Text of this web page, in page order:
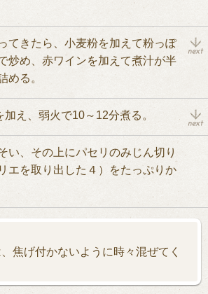
てきたら、小麦粉を加えて粉っぽ
炒め、赤ワインを加えて煮汁が半
める。
加え、弱火で10～12分煮る。
い、その上にパセリのみじん切り
エを取り出した４）をたっぷりか
焦げ付かないように時々混ぜてく